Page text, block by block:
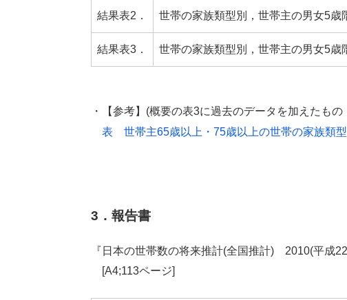
結果表2． 世帯の家族類型別，世帯主の男女5歳
結果表3． 世帯の家族類型別，世帯主の男女5歳
・【参考】(概要の表3に過去のデータを加えた
表 世帯主65歳以上・75歳以上の世帯の家族類
3．報告書
『日本の世帯数の将来推計(全国推計) 2010(平成
[A4;113ページ]